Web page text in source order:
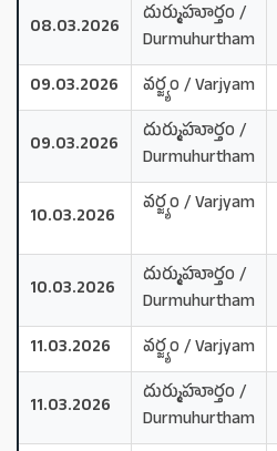
08.03.2026
దుర్ముహూర్తం /
Durmuhurtham
09.03.2026 వర్జ్యం / Varjyam
09.03.2026
దుర్ముహూర్తం /
Durmuhurtham
10.03.2026
వర్జ్యం / Varjyam
10.03.2026
దుర్ముహూర్తం /
Durmuhurtham
11.03.2026
వర్జ్యం / Varjyam
11.03.2026
దుర్ముహూర్తం /
Durmuhurtham